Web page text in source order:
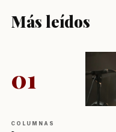
Más leídos
01
COLUMNAS